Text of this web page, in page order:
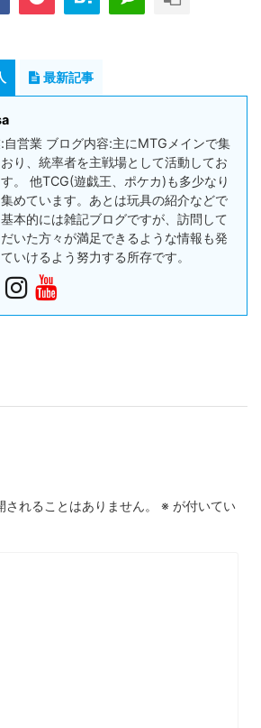
最新記事
自営業 ブログ内容:主にMTGメインで集
り、統率者を主戦場として活動してお
す。 他TCG(遊戯王、ポケカ)も多少なり
めています。あとは玩具の紹介などで
本的には雑記ブログですが、訪問して
いた方々が満足できるような情報も発
いけるよう努力する所存です。
れることはありません。 ※ が付いてい